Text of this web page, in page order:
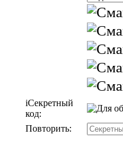
iСекретный
код:
Повторить: